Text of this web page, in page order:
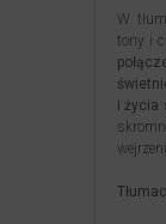
W
tony i
i życia